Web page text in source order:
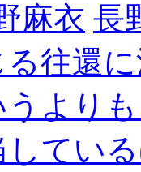
麻衣 長
往還
うより
てい